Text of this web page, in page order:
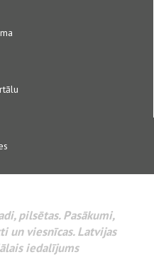
pilsētas. Pasākumi,
un viesnīcas. Latvijas
iedalījums